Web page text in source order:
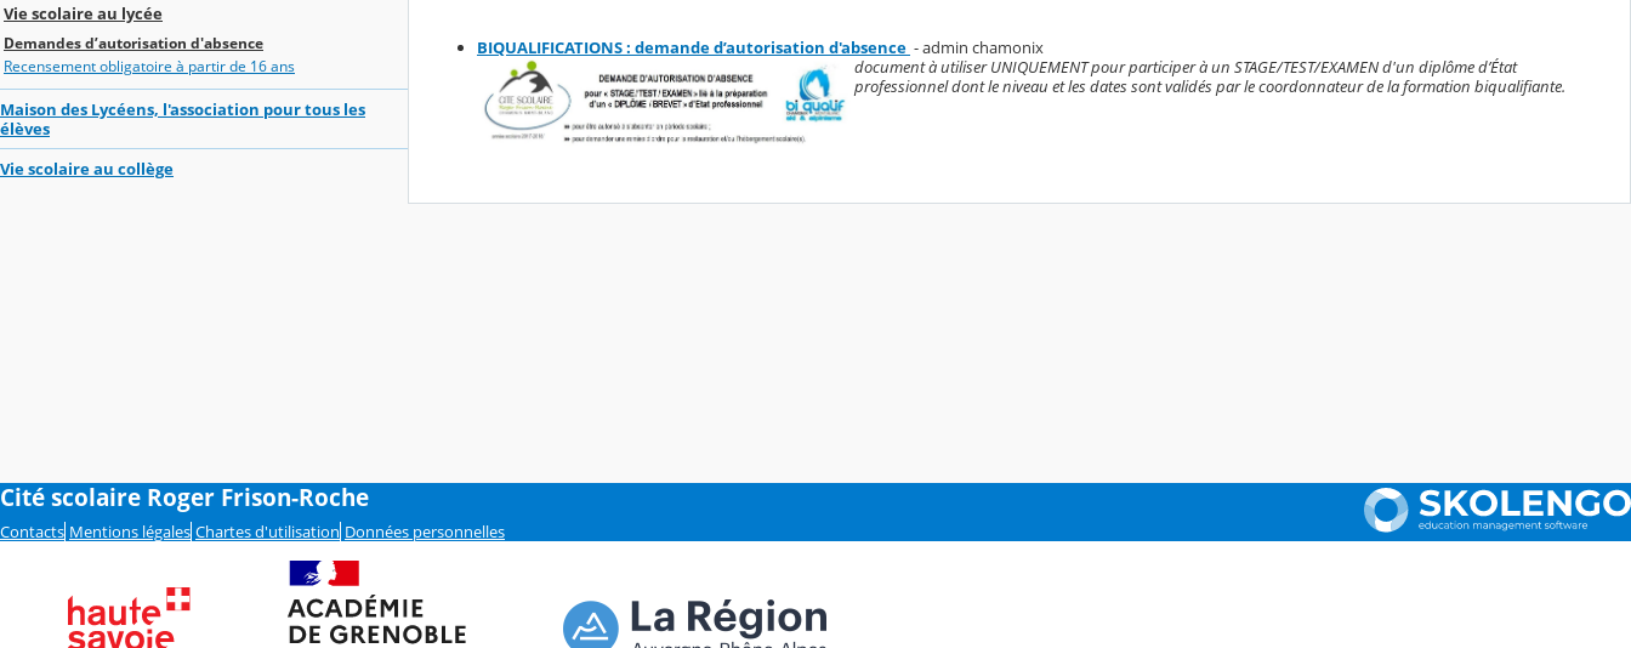
Vie scolaire au lycée
Demandes d’autorisation d'absence
Recensement obligatoire à partir de 16 ans
Maison des Lycéens, l'association pour tous les
élèves
Vie scolaire au collège
BIQUALIFICATIONS : demande d’autorisation d'absence - admin chamonix
document à utiliser UNIQUEMENT pour participer à un STAGE/TEST/EXAMEN d'un diplôme d’État
professionnel dont le niveau et les dates sont validés par le coordonnateur de la formation biqualifiante.
Cité scolaire Roger Frison-Roche
Contacts Mentions légales Chartes d'utilisation Données personnelles